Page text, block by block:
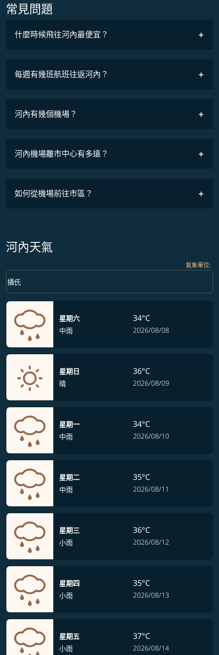
常見問題
什麼時候飛往河內最便宜？
COSMILE會員
每週有幾班航班往返河內？
河內有幾個機場？
河內機場離市中心有多遠？
如何從機場前往市區？
河內天氣
氣象單位:
Weather unit option 攝氏 Selected
攝氏
keyboard_arrow_down
星期六
中雨
34°C
2026/08/08
星期日
晴
36°C
2026/08/09
星期一
中雨
34°C
2026/08/10
星期二
中雨
35°C
2026/08/11
星期三
小雨
36°C
2026/08/12
星期四
小雨
35°C
2026/08/13
星期五
小雨
37°C
2026/08/14